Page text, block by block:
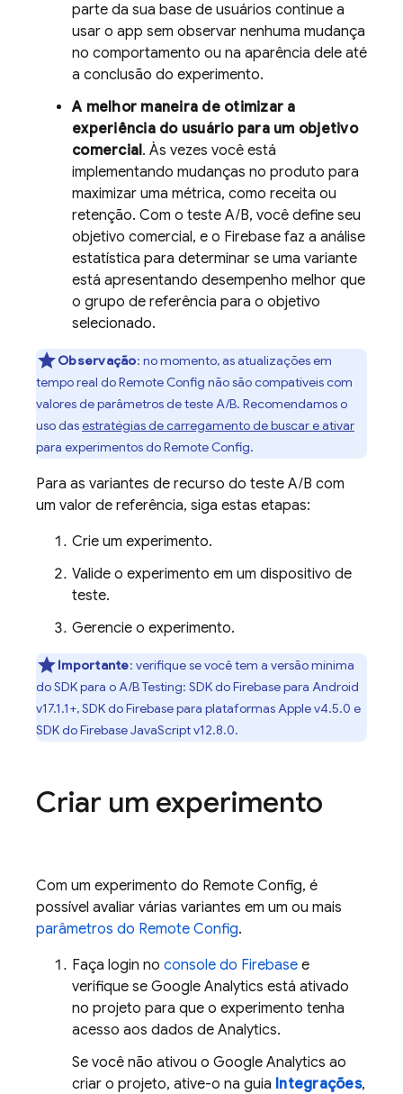
parte da sua base de usuários continue a
usar o app sem observar nenhuma mudança
no comportamento ou na aparência dele até
a conclusão do experimento.
A melhor maneira de otimizar a
experiência do usuário para um objetivo
comercial. Às vezes você está
implementando mudanças no produto para
maximizar uma métrica, como receita ou
retenção. Com o teste A/B, você define seu
objetivo comercial, e o Firebase faz a análise
estatística para determinar se uma variante
está apresentando desempenho melhor que
o grupo de referência para o objetivo
selecionado.
Observação: no momento, as atualizações em
tempo real doRemote Config não são compatíveis com
valores de parâmetros de teste A/B. Recomendamos o
uso dasestratégias de carregamento de buscar e ativar
para experimentos doRemote Config.
Para as variantes de recurso do teste A/B com
um valor de referência, siga estas etapas:
Crie um experimento.
Valide o experimento em um dispositivo de
teste.
Gerencie o experimento.
Importante: verifique se você tem a versão mínima
do SDK para oA/B Testing: SDK doFirebasepara Android
v17.1.1+, SDK doFirebasepara plataformasApplev4.5.0 e
SDK doFirebaseJavaScriptv12.8.0.
Criar um experimento
Com um experimento do Remote Config, é
possível avaliar várias variantes em um ou mais
parâmetros do Remote Config.
Faça login no console do Firebase e
verifique se Google Analytics está ativado
no projeto para que o experimento tenha
acesso aos dados de Analytics.
Se você não ativou o Google Analytics ao
criar o projeto, ative-o na guia Integrações,